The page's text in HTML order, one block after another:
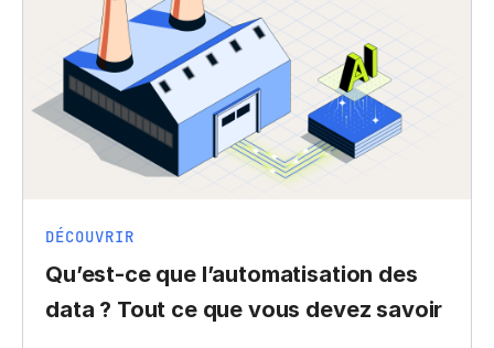
DÉCOUVRIR
Qu’est-ce que l’automatisation des
data ? Tout ce que vous devez savoir